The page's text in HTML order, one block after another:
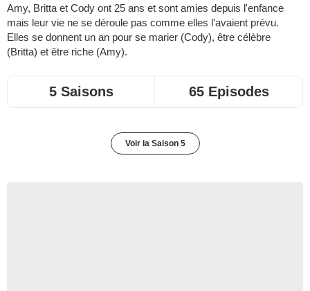
Amy, Britta et Cody ont 25 ans et sont amies depuis l'enfance
mais leur vie ne se déroule pas comme elles l'avaient prévu.
Elles se donnent un an pour se marier (Cody), être célèbre
(Britta) et être riche (Amy).
5 Saisons 65 Episodes
Voir la Saison 5